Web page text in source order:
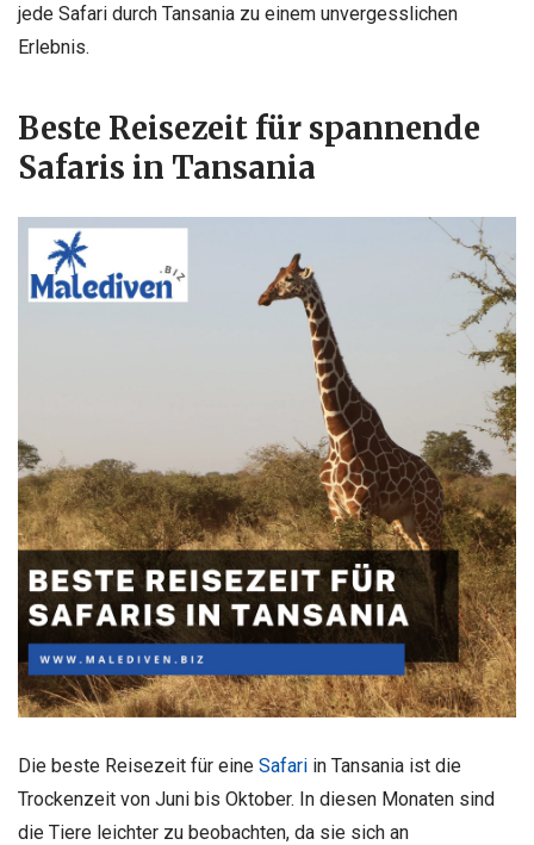
jede Safari durch Tansania zu einem unvergesslichen
Erlebnis.
Beste Reisezeit für spannende
Safaris in Tansania
Die beste Reisezeit für eine Safari in Tansania ist die
Trockenzeit von Juni bis Oktober. In diesen Monaten sind
die Tiere leichter zu beobachten, da sie sich an